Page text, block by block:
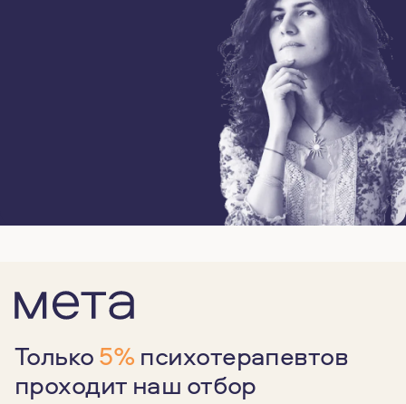
Только5% психотерапевтов
проходит наш отбор